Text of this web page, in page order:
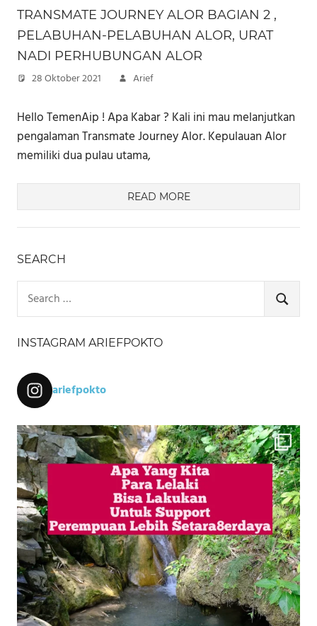
TRANSMATE JOURNEY ALOR BAGIAN 2 ,
PELABUHAN-PELABUHAN ALOR, URAT
NADI PERHUBUNGAN ALOR
28 Oktober 2021 Arief
Hello TemenAip ! Apa Kabar ? Kali ini mau melanjutkan
pengalaman Transmate Journey Alor. Kepulauan Alor
memiliki dua pulau utama,
READ MORE
SEARCH
for:
SEARCH
INSTAGRAM ARIEFPOKTO
ariefpokto